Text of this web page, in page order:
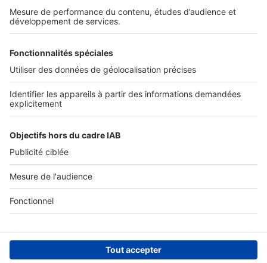
Nos solutions pro
Actualités pro
Nous contacter
Connexion à My SeLoger Pro
Espace Presse